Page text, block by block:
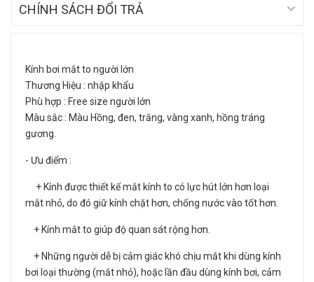
CHÍNH SÁCH ĐỔI TRẢ
Kính bơi mắt to người lớn
Thương Hiệu : nhập khẩu
Phù hợp : Free size người lớn
Màu sắc : Màu Hồng, đen, trắng, vàng xanh, hồng tráng
gương.
- Ưu điểm :
+ Kính được thiết kế mắt kính to có lực hút lớn hơn loại
mắt nhỏ, do đó giữ kính chặt hơn, chống nước vào tốt hơn.
+ Kính mắt to giúp độ quan sát rộng hơn.
+ Những người dễ bị cảm giác khó chịu mắt khi dùng kính
bơi loại thường (mắt nhỏ), hoặc lần đầu dùng kính bơi, cảm